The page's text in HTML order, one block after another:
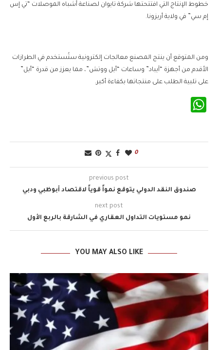
خطوط الإنتاج التي افتتحتها شركة تايوان لصناعة أشباه الموصلات “تي إس
إم سي” في ولاية أريزونا.
ومن المتوقع أن ينتج المصنع معالجات إلكترونية ستُستخدم في الطرازات
الأقدم من أجهزة “آيباد” وساعات “أبل ووتش”، مما يعزز من قدرة “أبل”
على تلبية الطلب على منتجاتها بكفاءة أكبر.
0
previous post
صندوق النقد الدولي يتوقع نمواً قوياً لاقتصاد أبوظبي ودبي
next post
نمو مستويات التداول العقاري في الشارقة بالربع الأول
YOU MAY ALSO LIKE